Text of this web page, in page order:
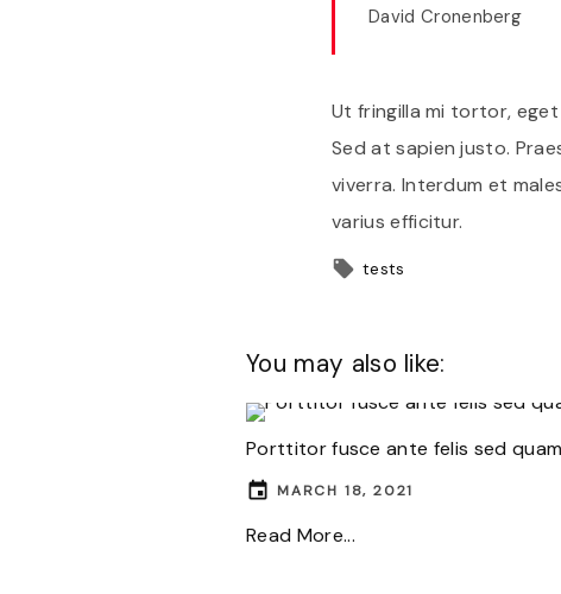
David Cronenberg
Ut fringilla mi tortor,
Sed at sapien justo.
viverra. Interdum et
varius efficitur.
tests
You may also like:
Porttitor fusce ante felis sed quam
MARCH 18, 2021
Read More...